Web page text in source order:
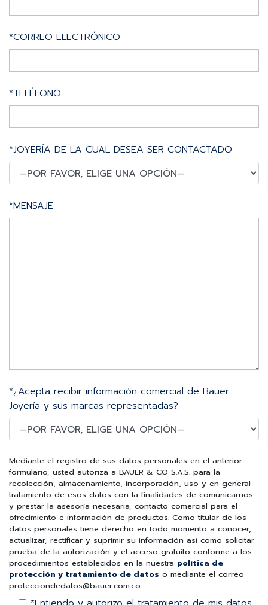
*CORREO ELECTRÓNICO
*TELÉFONO
*JOYERÍA DE LA CUAL DESEA SER CONTACTADO__
*MENSAJE
*¿Acepta recibir información comercial de Bauer
Joyería y sus marcas representadas?.
Mediante el registro de sus datos personales en el anterior
formulario, usted autoriza a BAUER & CO S.A.S. para la
recolección, almacenamiento, incorporación, uso y en general
tratamiento de esos datos con la finalidades de comunicarnos
y prestar la asesoría necesaria, contacto comercial para el
ofrecimiento e información de productos. Como titular de los
datos personales tiene derecho en todo momento a conocer,
actualizar, rectificar y suprimir su información así como solicitar
prueba de la autorización y el acceso gratuito conforme a los
procedimientos establecidos en la nuestra política de
protección y tratamiento de datos o mediante el correo
protecciondedatos@bauer.com.co.